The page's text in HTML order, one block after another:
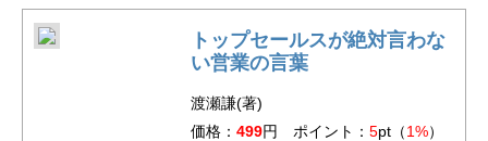
トップセールスが絶対言わな
い営業の言葉
渡瀬謙(著)
価格： 499円 ポイント： 5pt（1%）